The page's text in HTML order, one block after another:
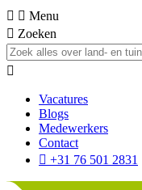
Menu
Zoeken
Vacatures
Blogs
Medewerkers
Contact
+31 76 501 2831